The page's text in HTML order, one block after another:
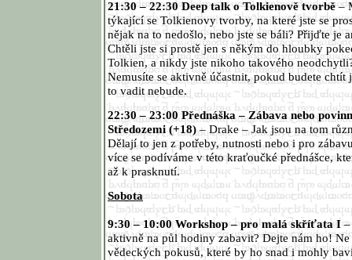
21:30 – 22:30 Deep talk o Tolkienově tvorbě–
týkající se Tolkienovy tvorby, na které jste se
nějak na to nedošlo, nebo jste se báli? Přijďte je
Chtěli jste si prostě jen s někým do hloubky
Tolkien, a nikdy jste nikoho takového
Nemusíte se aktivně účastnit, pokud budete chtít
to vadit nebude.
22:30 – 23:00 Přednáška – Zábava nebo
Středozemi (+18)– Drake – Jak jsou na tom
Dělají to jen z potřeby, nutnosti nebo i pro
více se podíváme v této kraťoučké přednášce,
až k prasknutí.
Sobota
9:30 – 10:00 Workshop – pro malá skříťata I–
aktivně na půl hodiny zabavit? Dejte nám ho!
vědeckých pokusů, které by ho snad i mohly